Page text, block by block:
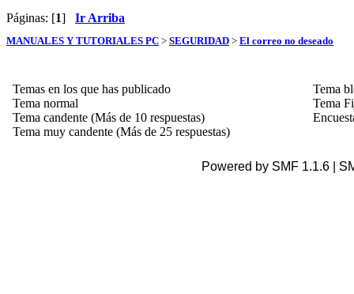
Páginas: [1] Ir Arriba
MANUALES Y TUTORIALES PC > SEGURIDAD > El correo no deseado
Temas en los que has publicado
Tema normal
Tema candente (Más de 10 respuestas)
Tema muy candente (Más de 25 respuestas)
Tema
Tema
Powered by SMF 1.1.6 |